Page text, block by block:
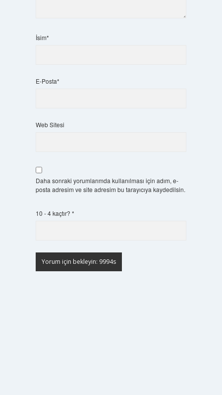
İsim*
E-Posta*
Web Sitesi
Daha sonraki yorumlarımda kullanılması için adım, e-
posta adresim ve site adresim bu tarayıcıya kaydedilsin.
10 - 4 kaçtır? *